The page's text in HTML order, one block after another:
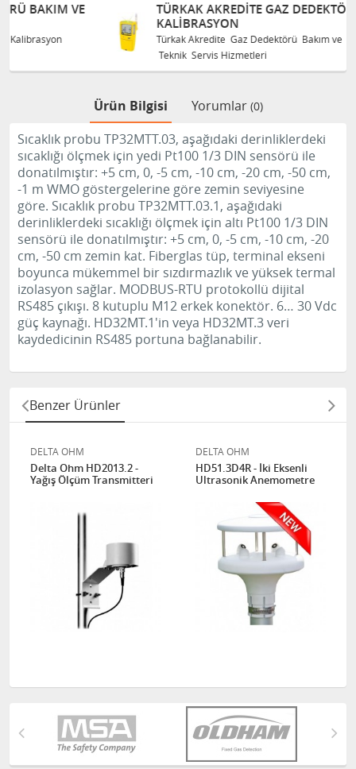
TÜRKAK AKREDITE GAZ DEDEKTÖRÜ BAKIM VE
KALIBRASYON
Türkak Akredite Gaz Dedektörü Bakım ve Kalibrasyon
Teknik Servis Hizmetleri
Ürün Bilgisi Yorumlar (0)
Sıcaklık probu TP32MTT.03, aşağıdaki derinliklerdeki
sıcaklığı ölçmek için yedi Pt100 1/3 DIN sensörü ile
donatılmıştır: +5 cm, 0, -5 cm, -10 cm, -20 cm, -50 cm,
-1 m WMO göstergelerine göre zemin seviyesine
göre. Sıcaklık probu TP32MTT.03.1, aşağıdaki
derinliklerdeki sıcaklığı ölçmek için altı Pt100 1/3 DIN
sensörü ile donatılmıştır: +5 cm, 0, -5 cm, -10 cm, -20
cm, -50 cm zemin kat. Fiberglas tüp, terminal ekseni
boyunca mükemmel bir sızdırmazlık ve yüksek termal
izolasyon sağlar. MODBUS-RTU protokollü dijital
RS485 çıkışı. 8 kutuplu M12 erkek konektör. 6… 30 Vdc
güç kaynağı. HD32MT.1'in veya HD32MT.3 veri
kaydedicinin RS485 portuna bağlanabilir.
Benzer Ürünler
DELTA OHM
Delta Ohm HD2013.2 -
Yağış Ölçüm Transmitteri
DELTA OHM
HD51.3D4R - İki Eksenli
Ultrasonik Anemometre